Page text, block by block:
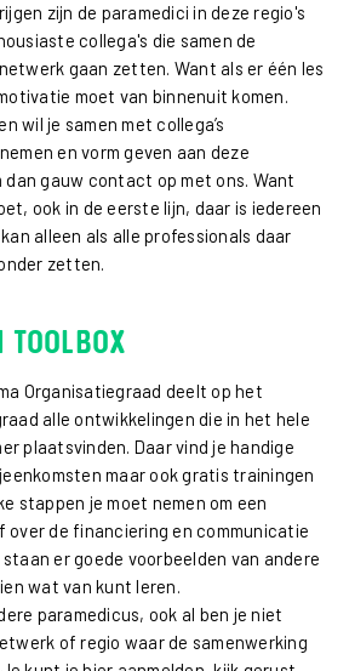
zijn de paramedici in deze regio's
collega's die samen de
gaan zetten. Want als er één les
moet van binnenuit komen.
wil je samen met collega’s
en vorm geven aan deze
dan gauw contact op met ons. Want
ook in de eerste lijn, daar is iedereen
alleen als alle professionals daar
zetten.
toolbox
Organisatiegraad deelt op het
alle ontwikkelingen die in het hele
plaatsvinden. Daar vind je handige
maar ook gratis trainingen
stappen je moet nemen om een
over de financiering en communicatie
er goede voorbeelden van andere
wat van kunt leren.
paramedicus, ook al ben je niet
of regio waar de samenwerking